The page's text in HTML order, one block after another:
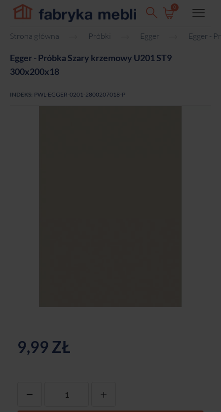
0
Strona główna Próbki Egger Egger -
Egger - Próbka Szary krzemowy U201 ST9
300x200x18
INDEKS: PWL-EGGER-0201-2800207018-P
9,99 ZŁ